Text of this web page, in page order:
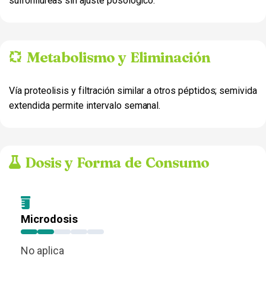
Metabolismo y Eliminación
Vía proteolisis y filtración similar a otros péptidos; semivida
extendida permite intervalo semanal.
Dosis y Forma de Consumo
Microdosis
No aplica